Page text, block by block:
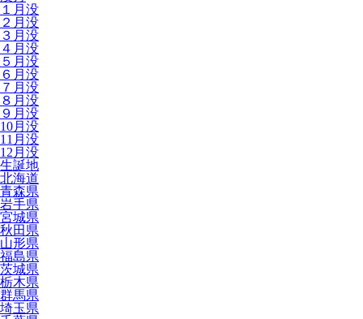
１月没
２月没
３月没
４月没
５月没
６月没
７月没
８月没
９月没
10月没
11月没
12月没
生誕地
北海道
青森県
岩手県
宮城県
秋田県
山形県
福島県
茨城県
栃木県
群馬県
埼玉県